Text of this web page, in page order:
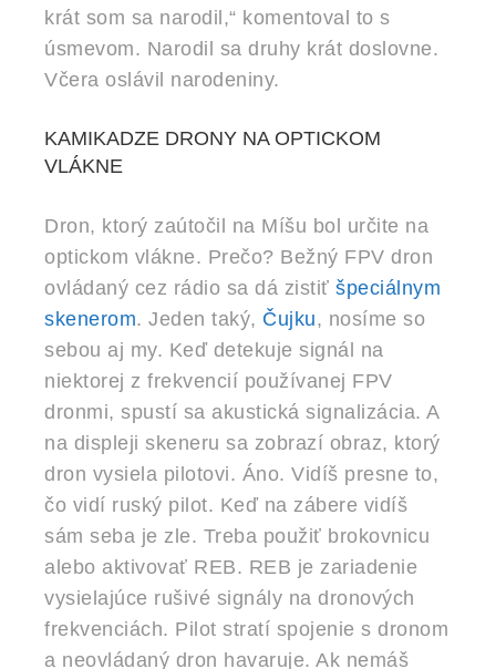
krát som sa narodil,“ komentoval to s
úsmevom. Narodil sa druhy krát doslovne.
Včera oslávil narodeniny.
KAMIKADZE DRONY NA OPTICKOM
VLÁKNE
Dron, ktorý zaútočil na Míšu bol určite na
optickom vlákne. Prečo? Bežný FPV dron
ovládaný cez rádio sa dá zistiť špeciálnym
skenerom. Jeden taký, Čujku, nosíme so
sebou aj my. Keď detekuje signál na
niektorej z frekvencií používanej FPV
dronmi, spustí sa akustická signalizácia. A
na displeji skeneru sa zobrazí obraz, ktorý
dron vysiela pilotovi. Áno. Vidíš presne to,
čo vidí ruský pilot. Keď na zábere vidíš
sám seba je zle. Treba použiť brokovnicu
alebo aktivovať REB. REB je zariadenie
vysielajúce rušivé signály na dronových
frekvenciách. Pilot stratí spojenie s dronom
a neovládaný dron havaruje. Ak nemáš